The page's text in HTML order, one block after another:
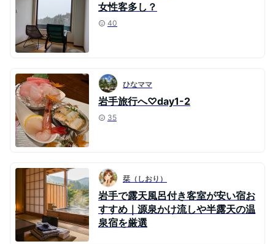
女性客多し？
40
ひなママ
岩手旅行へ♡day1-2
35
栞（しおり）
岩手で露天風呂付き客室が安い宿お
すすめ｜源泉かけ流しや半露天の温
泉宿を厳選